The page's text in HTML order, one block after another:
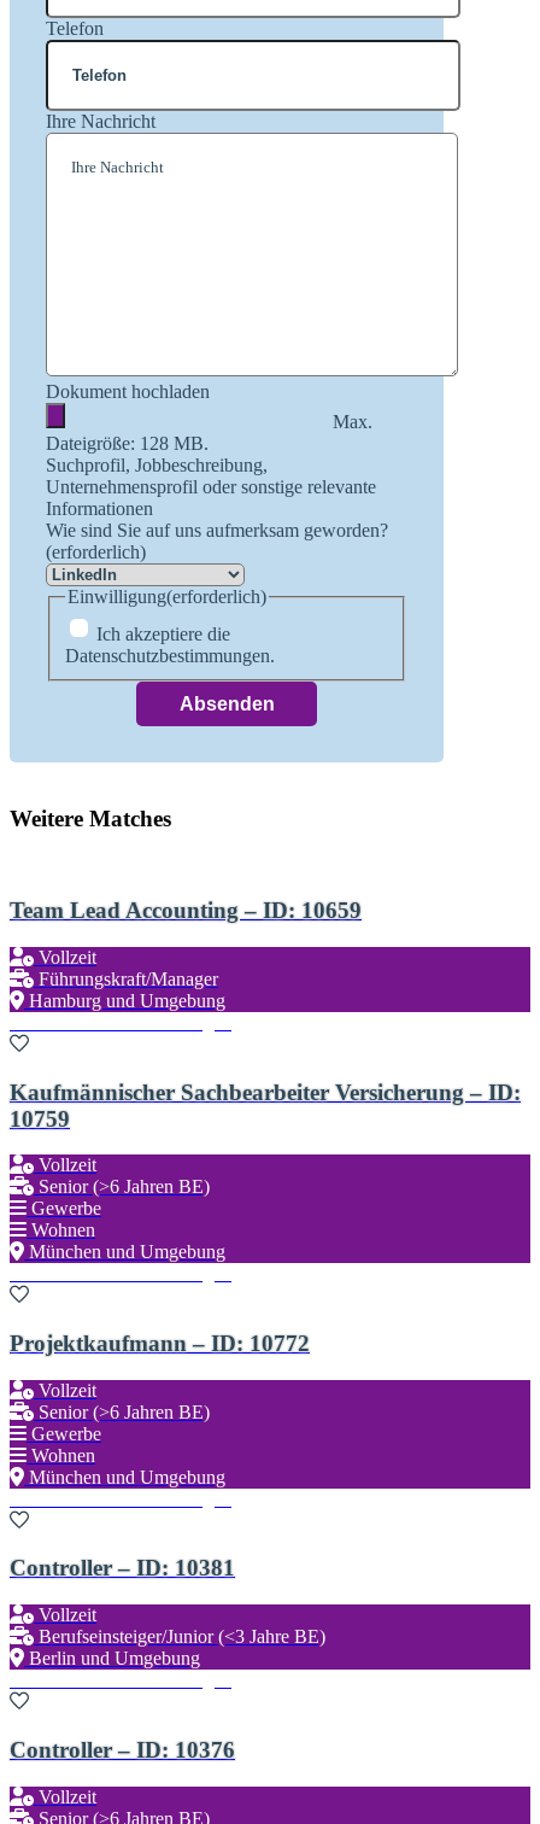
Telefon
Ihre Nachricht
Dokument hochladen
Max.
Dateigröße: 128 MB.
Suchprofil, Jobbeschreibung,
Unternehmensprofil oder sonstige relevante
Informationen
Wie sind Sie auf uns aufmerksam geworden?
(erforderlich)
Einwilligung(erforderlich)
Ich akzeptiere die
Datenschutzbestimmungen.
Weitere Matches
Team Lead Accounting – ID: 10659
Vollzeit
Führungskraft/Manager
Hamburg und Umgebung
Kaufmännischer Sachbearbeiter Versicherung – ID:
10759
Vollzeit
Senior (>6 Jahren BE)
Gewerbe
Wohnen
München und Umgebung
Projektkaufmann – ID: 10772
Vollzeit
Senior (>6 Jahren BE)
Gewerbe
Wohnen
München und Umgebung
Controller – ID: 10381
Vollzeit
Berufseinsteiger/Junior (<3 Jahre BE)
Berlin und Umgebung
Controller – ID: 10376
Vollzeit
Senior (>6 Jahren BE)